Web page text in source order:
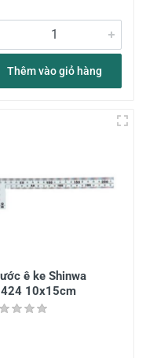
Thêm vào giỏ hàng
ê ke Shinwa
10x15cm